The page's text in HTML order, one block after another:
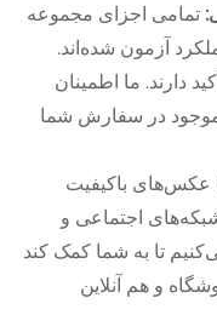
تمامی اجزای مجموعه
آزمون شده‌اند.
دارند. ما اطمینان
در سفارش شما
عکس‌های باکیفیت
اجتماعی و
تا به شما کمک کند
و هم آنلاین